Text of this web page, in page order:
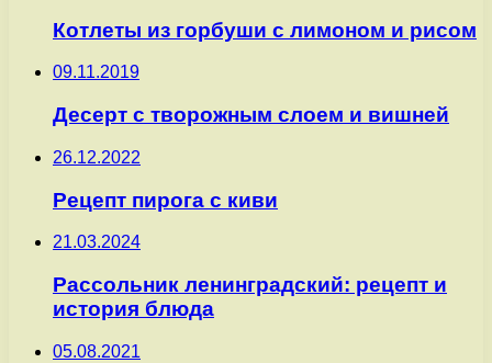
Котлеты из горбуши с лимоном и рисом
09.11.2019
Десерт с творожным слоем и вишней
26.12.2022
Рецепт пирога с киви
21.03.2024
Рассольник ленинградский: рецепт и
история блюда
05.08.2021